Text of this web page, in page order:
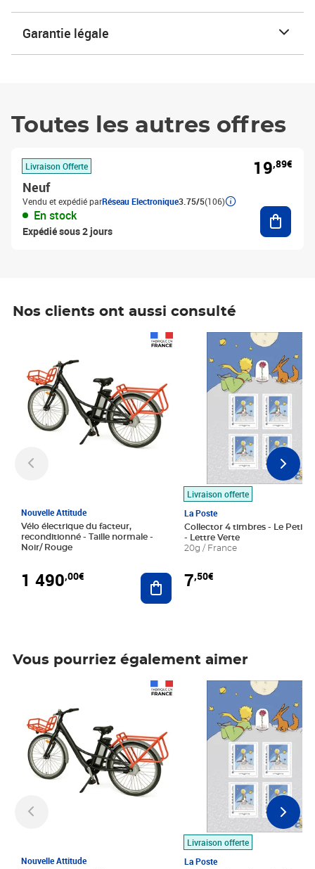
Garantie légale
Toutes les autres offres
Livraison Offerte
Neuf
Vendu et expédié parRéseau Electronique3.75/5(106)
En stock
Expédié sous 2 jours
19,89€
Nos clients ont aussi consulté
Nouvelle Attitude
Vélo électrique du facteur,
reconditionné - Taille normale -
Noir/ Rouge
1 490,00€ Ajouter au panier
Livraison offerte
La Poste
Collector 4 timbres - Le Petit
- Lettre Verte
20g / France
7,50€
Prix 7,50€
Vous pourriez également aimer
Nouvelle Attitude
Livraison offerte
La Poste
Prix 7,50€